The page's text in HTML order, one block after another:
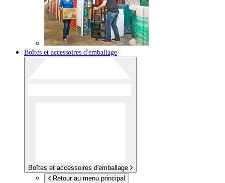
Boîtes et accessoires d'emballage
Boîtes et accessoires d'emballage
Retour au menu principal